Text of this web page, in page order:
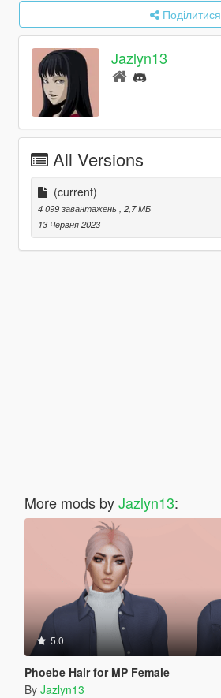
Поділитися
Jazlyn13
All Versions
(current)
4 099 завантажень
, 2,7 МБ
13 Червня 2023
More mods byJazlyn13:
5.0
Phoebe Hair for MP Female
By Jazlyn13